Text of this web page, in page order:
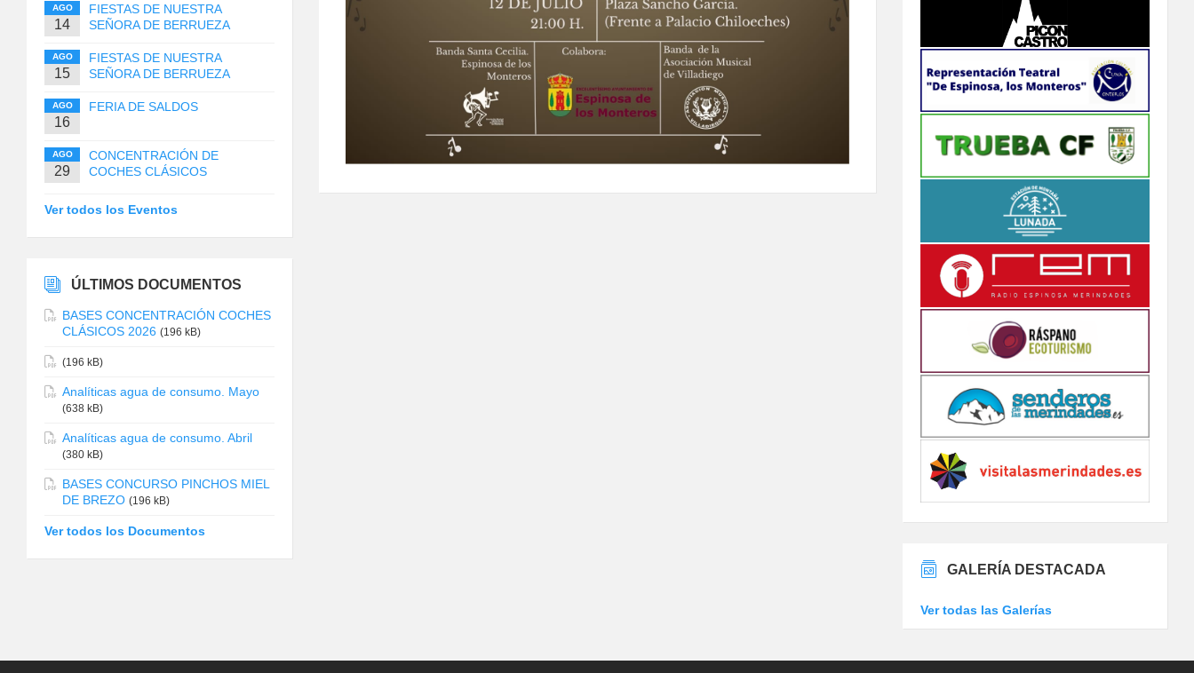
AGO
14
FIESTAS DE NUESTRA
SEÑORA DE BERRUEZA
AGO
15
FIESTAS DE NUESTRA
SEÑORA DE BERRUEZA
AGO
16
FERIA DE SALDOS
AGO
29
CONCENTRACIÓN DE
COCHES CLÁSICOS
Ver todos los Eventos
ÚLTIMOS DOCUMENTOS
BASES CONCENTRACIÓN COCHES
CLÁSICOS 2026 (196 kB)
(196 kB)
Analíticas agua de consumo. Mayo
(638 kB)
Analíticas agua de consumo. Abril
(380 kB)
BASES CONCURSO PINCHOS MIEL
DE BREZO (196 kB)
Ver todos los Documentos
GALERÍA DESTACADA
Ver todas las Galerías